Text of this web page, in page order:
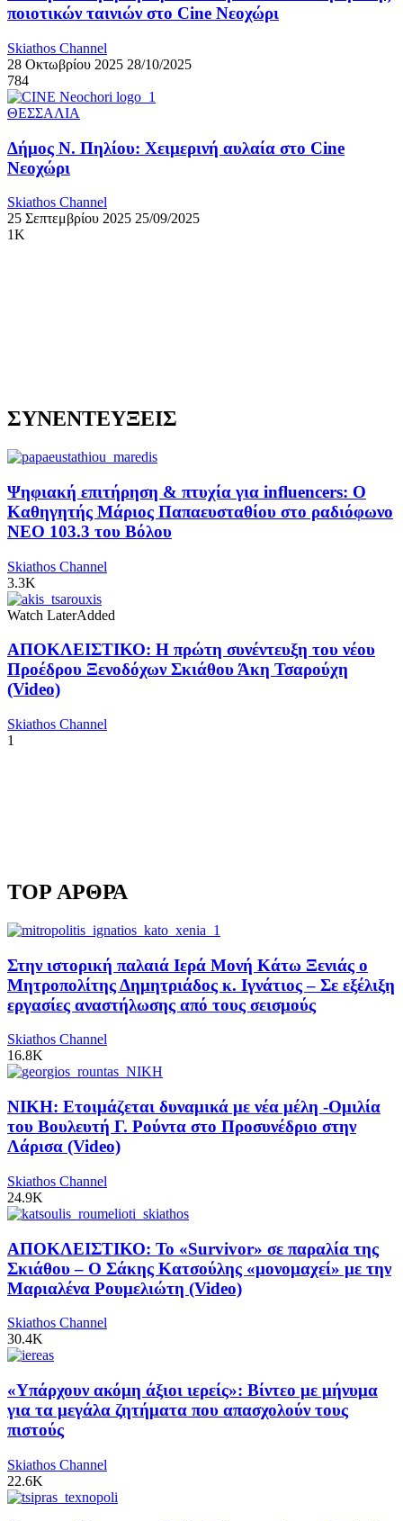
ποιοτικών ταινιών στο Cine Νεοχώρι
Skiathos Channel
28 Οκτωβρίου 2025 28/10/2025
784
ΘΕΣΣΑΛΙΑ
Δήμος Ν. Πηλίου: Χειμερινή αυλαία στο Cine
Nεοχώρι
Skiathos Channel
25 Σεπτεμβρίου 2025 25/09/2025
1K
ΣΥΝΕΝΤΕΥΞΕΙΣ
Ψηφιακή επιτήρηση & πτυχία για influencers: Ο
Καθηγητής Μάριος Παπαευσταθίου στο ραδιόφωνο
NEO 103.3 του Βόλου
Skiathos Channel
3.3K
Watch LaterAdded
ΑΠΟΚΛΕΙΣΤΙΚΟ: Η πρώτη συνέντευξη του νέου
Προέδρου Ξενοδόχων Σκιάθου Άκη Τσαρούχη
(Video)
Skiathos Channel
1
TOP ΑΡΘΡΑ
Στην ιστορική παλαιά Ιερά Μονή Κάτω Ξενιάς ο
Μητροπολίτης Δημητριάδος κ. Ιγνάτιος – Σε εξέλιξη
εργασίες αναστήλωσης από τους σεισμούς
Skiathos Channel
16.8K
ΝΙΚΗ: Ετοιμάζεται δυναμικά με νέα μέλη -Ομιλία
του Βουλευτή Γ. Ρούντα στο Προσυνέδριο στην
Λάρισα (Video)
Skiathos Channel
24.9K
ΑΠΟΚΛΕΙΣΤΙΚΟ: Το «Survivor» σε παραλία της
Σκιάθου – Ο Σάκης Κατσούλης «μονομαχεί» με την
Μαριαλένα Ρουμελιώτη (Video)
Skiathos Channel
30.4K
«Υπάρχουν ακόμη άξιοι ιερείς»: Βίντεο με μήνυμα
για τα μεγάλα ζητήματα που απασχολούν τους
πιστούς
Skiathos Channel
22.6K